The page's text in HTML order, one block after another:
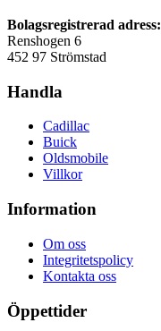
Bolagsregistrerad adress:
Renshogen 6
452 97 Strömstad
Handla
Cadillac
Buick
Oldsmobile
Villkor
Information
Om oss
Integritetspolicy
Kontakta oss
Öppettider